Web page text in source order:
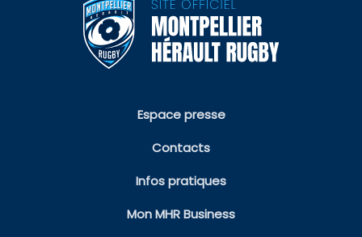
Espace presse
Contacts
Infos pratiques
Mon MHR Business